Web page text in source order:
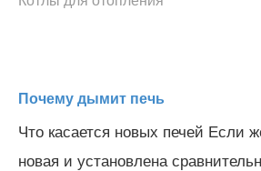
Почему дымит печь
Что касается новых печей Если
новая и установлена